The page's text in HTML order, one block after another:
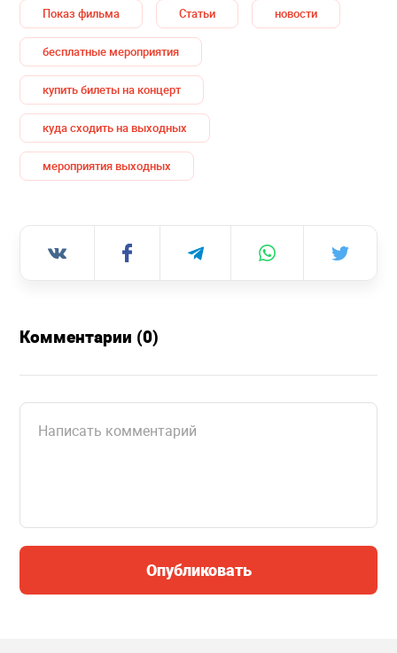
Показ фильма Статьи новости
бесплатные мероприятия
купить билеты на концерт
куда сходить на выходных
мероприятия выходных
Комментарии (0)
Опубликовать